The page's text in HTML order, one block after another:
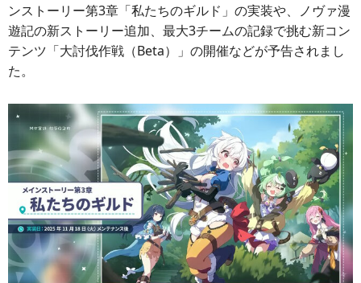
ンストーリー第3章「私たちのギルド」の実装や、ノヴァ漫
遊記の新ストーリー追加、最大3チームの記録で挑む新コン
テンツ「大討伐作戦（Beta）」の開催などが予告されまし
た。